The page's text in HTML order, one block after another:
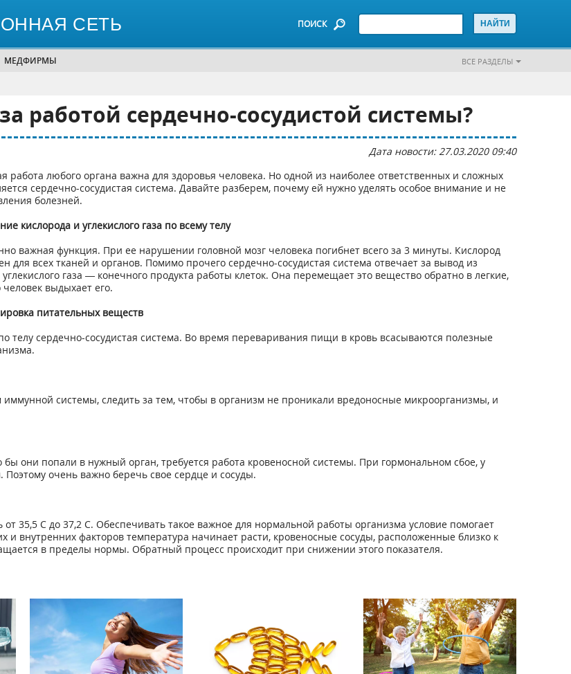
СЕТЬ ПОИСК
МЕДФИРМЫ ВСЕ РАЗДЕЛЫ
работой сердечно-сосудистой системы?
Дата новости: 27.03.2020 09:40
работа любого органа важна для здоровья человека. Но одной из наиболее ответственных и сложных
сердечно-сосудистая система. Давайте разберем, почему ей нужно уделять особое внимание и не
болезней.
кислорода и углекислого газа по всему телу
важная функция. При ее нарушении головной мозг человека погибнет всего за 3 минуты. Кислород
для всех тканей и органов. Помимо прочего сердечно-сосудистая система отвечает за вывод из
газа — конечного продукта работы клеток. Она перемещает это вещество обратно в легкие,
человек выдыхает его.
питательных веществ
телу сердечно-сосудистая система. Во время переваривания пищи в кровь всасываются полезные
системы, следить за тем, чтобы в организм не проникали вредоносные микроорганизмы, и
они попали в нужный орган, требуется работа кровеносной системы. При гормональном сбое, у
очень важно беречь свое сердце и сосуды.
35,5 С до 37,2 С. Обеспечивать такое важное для нормальной работы организма условие помогает
и внутренних факторов температура начинает расти, кровеносные сосуды, расположенные близко к
в пределы нормы. Обратный процесс происходит при снижении этого показателя.